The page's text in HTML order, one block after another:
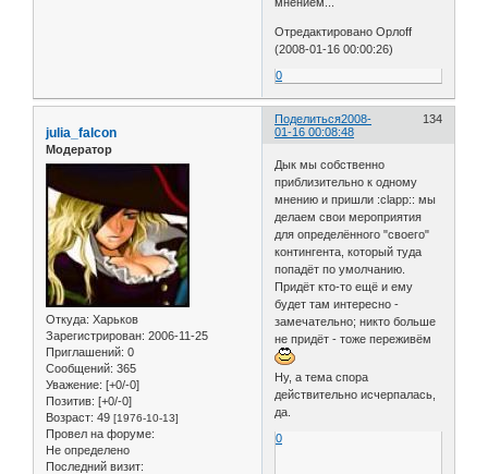
Отредактировано Орлоff
(2008-01-16 00:00:26)
0
Поделиться 134
2008-
01-16 00:08:48
julia_falcon
Модератор
Откуда: Харьков
Зарегистрирован: 2006-11-25
Приглашений: 0
Сообщений: 365
Уважение: [+0/-0]
Позитив: [+0/-0]
Возраст: 49 [1976-10-13]
Провел на форуме:
Не определено
Последний визит:
Дык мы собственно
приблизительно к одному
мнению и пришли :clapp:: мы
делаем свои мероприятия
для определённого "своего"
контингента, который туда
попадёт по умолчанию.
Придёт кто-то ещё и ему
будет там интересно -
замечательно; никто больше
не придёт - тоже переживём
Ну, а тема спора
действительно исчерпалась,
да.
0